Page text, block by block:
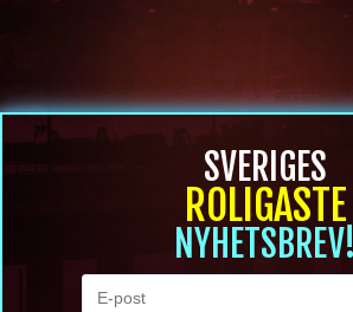
PRESENTKORT
KONTAKT
SVERIGES
ROLIGASTE
NYHETSBREV!